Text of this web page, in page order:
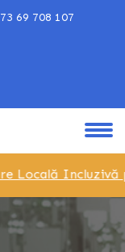
69 708 107
Locală Incluzivă